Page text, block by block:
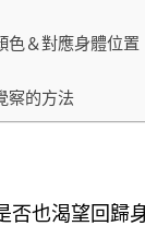
色＆對應身體位置
察的方法
否也渴望回歸